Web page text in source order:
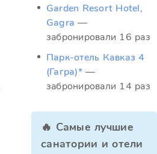
Garden Resort Hotel,
Gagra —
забронировали 16 раз
Парк-отель Кавказ 4
(Гагра)* —
забронировали 14 раз
🔥 Самые лучшие
санатории и отели